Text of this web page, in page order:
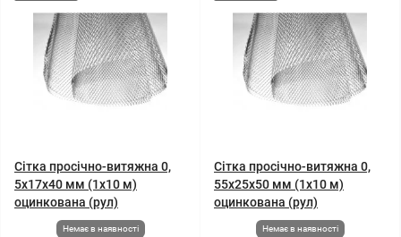
Сітка просічно-витяжна 0,
5x17x40 мм (1x10 м)
оцинкована (рул)
Немає в наявності
Сітка просічно-витяжна 0,
55x25x50 мм (1x10 м)
оцинкована (рул)
Немає в наявності